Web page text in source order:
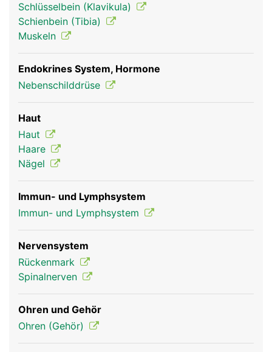
Schlüsselbein (Klavikula)
Schienbein (Tibia)
Muskeln
Endokrines System, Hormone
Nebenschilddrüse
Haut
Haut
Haare
Nägel
Immun- und Lymphsystem
Immun- und Lymphsystem
Nervensystem
Rückenmark
Spinalnerven
Ohren und Gehör
Ohren (Gehör)